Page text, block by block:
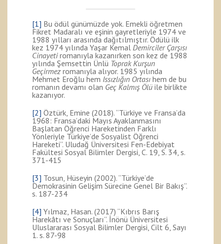
[1] Bu ödül günümüzde yok. Emekli öğretmen
Fikret Madaralı ve eşinin gayretleriyle 1974 ve
1988 yılları arasında dağıtılmıştır. Ödülü ilk
kez 1974 yılında Yaşar Kemal Demirciler Çarşısı
Cinayetiromanıyla kazanırken son kez de 1988
yılında Şemsettin Ünlü Toprak Kurşun
Geçirmez romanıyla alıyor. 1985 yılında
Mehmet Eroğlu hem Issızlığın Ortası hem de bu
romanın devamı olan Geç Kalmış Ölü ile birlikte
kazanıyor.
[2] Öztürk, Emine (2018). “Türkiye ve Fransa’da
1968: Fransa’daki Mayıs Ayaklanmasını
Başlatan Öğrenci Hareketinden Farklı
Yönleriyle Türkiye’de Sosyalist Öğrenci
Hareketi”. Uludağ Üniversitesi Fen-Edebiyat
Fakültesi Sosyal Bilimler Dergisi, C. 19, S. 34, s.
371-415
[3] Tosun, Hüseyin (2002). “Türkiye’de
Demokrasinin Gelişim Sürecine Genel Bir Bakış”.
s. 187-234
[4] Yılmaz, Hasan. (2017) “Kıbrıs Barış
Harekâtı ve Sonuçları”. İnönü Üniversitesi
Uluslararası Sosyal Bilimler Dergisi, Cilt 6, Sayı
1. s. 87-98